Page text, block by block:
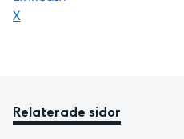
Dela sidan på
X
Relaterade sidor